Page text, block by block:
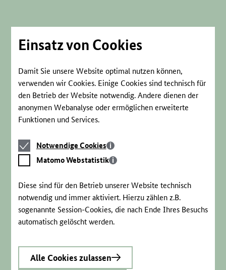
Einsatz von Cookies
Damit Sie unsere Website optimal nutzen können,
verwenden wir Cookies. Einige Cookies sind technisch für
den Betrieb der Website notwendig. Andere dienen der
anonymen Webanalyse oder ermöglichen erweiterte
Funktionen und Services.
Notwendige
Cookies
Notwendige Cookies
Matomo
Webstatistik
Matomo Webstatistik
Diese sind für den Betrieb unserer Website technisch
notwendig und immer aktiviert. Hierzu zählen z.B.
sogenannte Session-Cookies, die nach Ende Ihres Besuchs
automatisch gelöscht werden.
Alle Cookies zulassen